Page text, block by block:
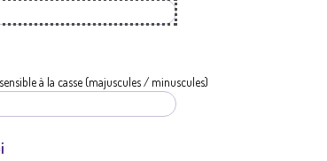
à la casse (majuscules / minuscules)